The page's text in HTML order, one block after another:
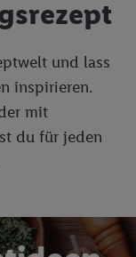
und lass
inspirieren.
mit
du für jeden